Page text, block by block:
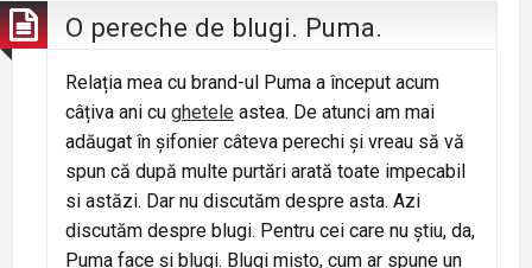
O pereche de blugi. Puma.
Relația mea cu brand-ul Puma a început acum
câțiva ani cu ghetele astea. De atunci am mai
adăugat în șifonier câteva perechi și vreau să vă
spun că după multe purtări arată toate impecabil
si astăzi. Dar nu discutăm despre asta. Azi
discutăm despre blugi. Pentru cei care nu știu, da,
Puma face și blugi. Blugi mișto, cum ar spune un